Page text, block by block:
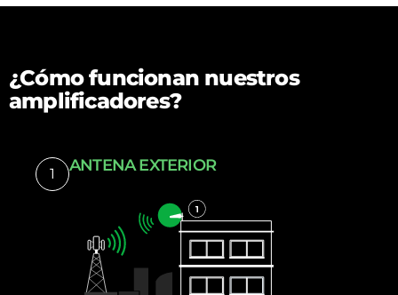
¿Cómo funcionan nuestros
amplificadores?
1 ANTENA EXTERIOR